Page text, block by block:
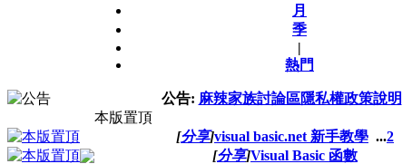
月
季
|
熱門
公告: 麻辣家族討論區隱私權政策說明
本版置頂
[分享]visual basic.net 新手教學 ...2
[分享]Visual Basic 函數